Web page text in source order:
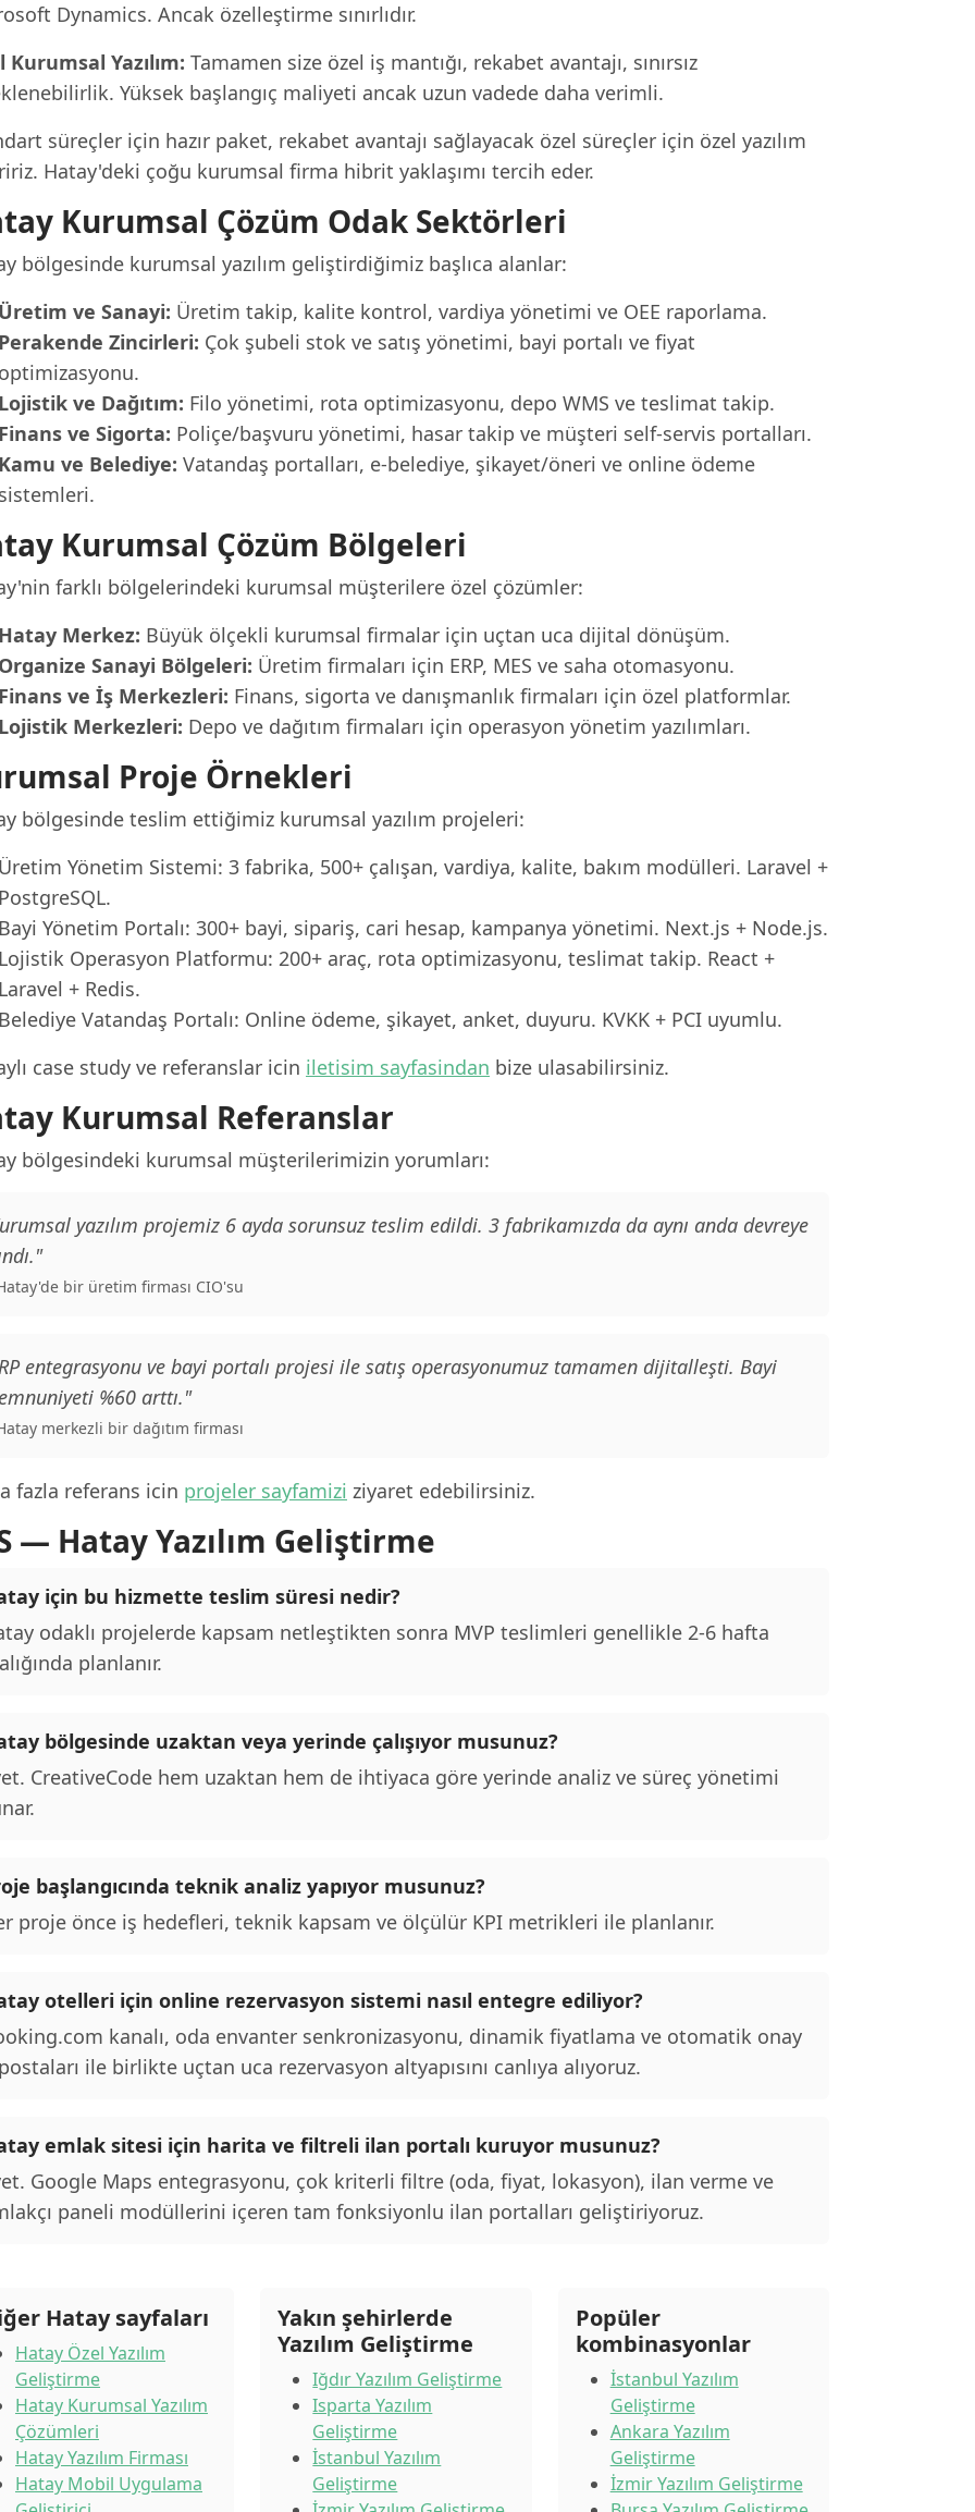
Dynamics. Ancak özelleştirme sınırlıdır.
Kurumsal Yazılım: Tamamen size özel iş mantığı, rekabet avantajı, sınırsız
Yüksek başlangıç maliyeti ancak uzun vadede daha verimli.
süreçler için hazır paket, rekabet avantajı sağlayacak özel süreçler için özel yazılım
Hatay'deki çoğu kurumsal firma hibrit yaklaşımı tercih eder.
Kurumsal Çözüm Odak Sektörleri
bölgesinde kurumsal yazılım geliştirdiğimiz başlıca alanlar:
Üretim ve Sanayi: Üretim takip, kalite kontrol, vardiya yönetimi ve OEE raporlama.
Perakende Zincirleri: Çok şubeli stok ve satış yönetimi, bayi portalı ve fiyat
optimizasyonu.
Lojistik ve Dağıtım: Filo yönetimi, rota optimizasyonu, depo WMS ve teslimat takip.
Finans ve Sigorta: Poliçe/başvuru yönetimi, hasar takip ve müşteri self-servis portalları.
Kamu ve Belediye: Vatandaş portalları, e-belediye, şikayet/öneri ve online ödeme
sistemleri.
Kurumsal Çözüm Bölgeleri
farklı bölgelerindeki kurumsal müşterilere özel çözümler:
Hatay Merkez: Büyük ölçekli kurumsal firmalar için uçtan uca dijital dönüşüm.
Organize Sanayi Bölgeleri: Üretim firmaları için ERP, MES ve saha otomasyonu.
Finans ve İş Merkezleri: Finans, sigorta ve danışmanlık firmaları için özel platformlar.
Lojistik Merkezleri: Depo ve dağıtım firmaları için operasyon yönetim yazılımları.
Proje Örnekleri
bölgesinde teslim ettiğimiz kurumsal yazılım projeleri:
Üretim Yönetim Sistemi: 3 fabrika, 500+ çalışan, vardiya, kalite, bakım modülleri. Laravel +
PostgreSQL.
Bayi Yönetim Portalı: 300+ bayi, sipariş, cari hesap, kampanya yönetimi. Next.js + Node.js.
Lojistik Operasyon Platformu: 200+ araç, rota optimizasyonu, teslimat takip. React +
Laravel + Redis.
Belediye Vatandaş Portalı: Online ödeme, şikayet, anket, duyuru. KVKK + PCI uyumlu.
case study ve referanslar icin iletisim sayfasindan bize ulasabilirsiniz.
Kurumsal Referanslar
bölgesindeki kurumsal müşterilerimizin yorumları:
yazılım projemiz 6 ayda sorunsuz teslim edildi. 3 fabrikamızda da aynı anda devreye
bir üretim firması CIO'su
entegrasyonu ve bayi portalı projesi ile satış operasyonumuz tamamen dijitalleşti. Bayi
%60 arttı."
merkezli bir dağıtım firması
fazla referans icin projeler sayfamizi ziyaret edebilirsiniz.
— Hatay Yazılım Geliştirme
için bu hizmette teslim süresi nedir?
odaklı projelerde kapsam netleştikten sonra MVP teslimleri genellikle 2-6 hafta
planlanır.
bölgesinde uzaktan veya yerinde çalışıyor musunuz?
CreativeCode hem uzaktan hem de ihtiyaca göre yerinde analiz ve süreç yönetimi
başlangıcında teknik analiz yapıyor musunuz?
proje önce iş hedefleri, teknik kapsam ve ölçülür KPI metrikleri ile planlanır.
otelleri için online rezervasyon sistemi nasıl entegre ediliyor?
kanalı, oda envanter senkronizasyonu, dinamik fiyatlama ve otomatik onay
ile birlikte uçtan uca rezervasyon altyapısını canlıya alıyoruz.
emlak sitesi için harita ve filtreli ilan portalı kuruyor musunuz?
Google Maps entegrasyonu, çok kriterli filtre (oda, fiyat, lokasyon), ilan verme ve
paneli modüllerini içeren tam fonksiyonlu ilan portalları geliştiriyoruz.
Hatay sayfaları
Hatay Özel Yazılım
Geliştirme
Hatay Kurumsal Yazılım
Çözümleri
Hatay Yazılım Firması
Hatay Mobil Uygulama
Yakın şehirlerde
Yazılım Geliştirme
Iğdır Yazılım Geliştirme
Isparta Yazılım
Geliştirme
İstanbul Yazılım
Geliştirme
Popüler
kombinasyonlar
İstanbul Yazılım
Geliştirme
Ankara Yazılım
Geliştirme
İzmir Yazılım Geliştirme